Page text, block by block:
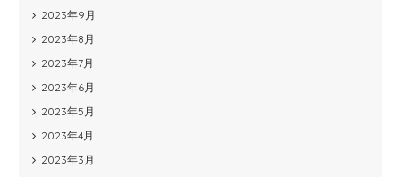
2023年9月
2023年8月
2023年7月
2023年6月
2023年5月
2023年4月
2023年3月